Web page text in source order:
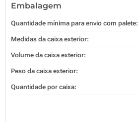
Embalagem
Quantidade mínima para envio com palete:
Medidas da caixa exterior:
Volume da caixa exterior:
Peso da caixa exterior:
Quantidade por caixa: